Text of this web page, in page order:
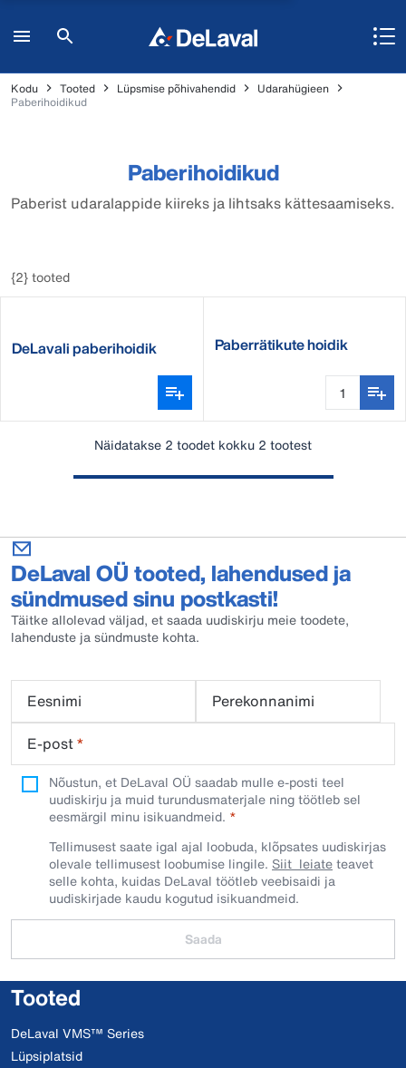
Kodu Tooted Lüpsmise põhivahendid
Udarahügieen
Paberihoidikud
Paberihoidikud
Paberist udaralappide kiireks ja lihtsaks kättesaamiseks.
{2} tooted
DeLavali paberihoidik Paberrätikute hoidik
Näidatakse 2 toodet kokku 2 tootest
DeLaval OÜ tooted, lahendused ja
sündmused sinu postkasti!
Täitke allolevad väljad, et saada uudiskirju meie toodete,
lahenduste ja sündmuste kohta.
Eesnimi
Perekonnanimi
E-post*
Nõustun, et DeLaval OÜ saadab mulle e-posti teel
uudiskirju ja muid turundusmaterjale ning töötleb sel
eesmärgil minu isikuandmeid.​
Tellimusest saate igal ajal loobuda, klõpsates uudiskirjas
olevale tellimusest loobumise lingile. Siit leiateteavet
selle kohta, kuidas DeLaval töötleb veebisaidi ja
uudiskirjade kaudu kogutud isikuandmeid.
Saada
Tooted
DeLaval VMS™ Series
Lüpsiplatsid